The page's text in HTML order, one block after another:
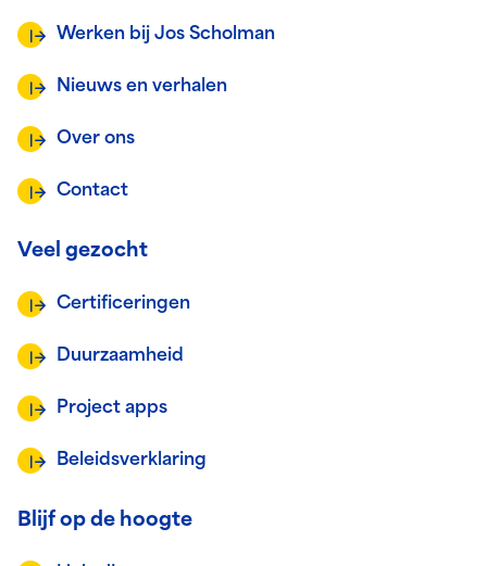
Werken bij Jos Scholman
Nieuws en verhalen
Over ons
Contact
Veel gezocht
Certificeringen
Duurzaamheid
Project apps
Beleidsverklaring
Blijf op de hoogte